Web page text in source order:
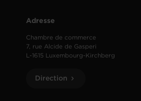
Adresse
Chambre de commerce
7, rue Alcide de Gasperi
L-1615 Luxembourg-Kirchberg
Direction